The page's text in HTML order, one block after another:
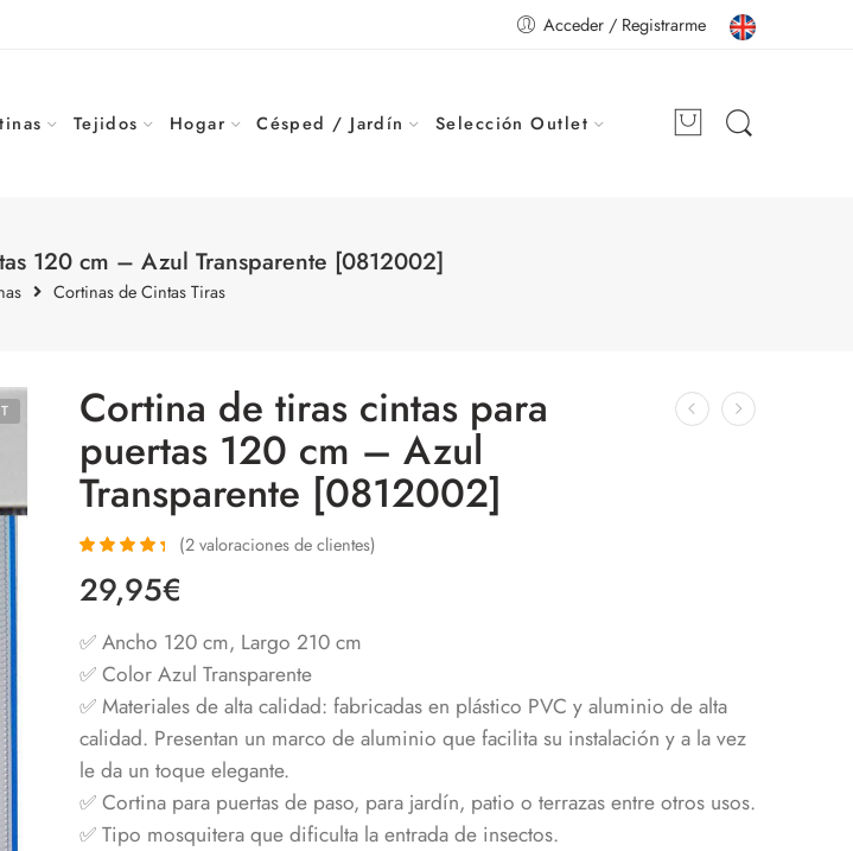
Acceder / Registrarme
Tejidos Hogar Césped / Jardín Selección Outlet
120 cm – Azul Transparente [0812002]
Cortinas de Cintas Tiras
Cortina de tiras cintas para
puertas 120 cm – Azul
Transparente [0812002]
con4.50de
5 en base a
de clientes
(2valoraciones de clientes)
29,95€
✅ Ancho 120 cm, Largo 210 cm
✅ Color Azul Transparente
✅ Materiales de alta calidad: fabricadas en plástico PVC y aluminio de alta
calidad. Presentan un marco de aluminio que facilita su instalación y a la vez
le da un toque elegante.
✅ Cortina para puertas de paso, para jardín, patio o terrazas entre otros usos.
✅ Tipo mosquitera que dificulta la entrada de insectos.